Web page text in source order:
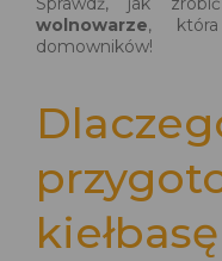
wolnowarze,
domowników!